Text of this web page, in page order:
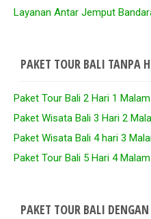
Layanan Antar Jemput
PAKET TOUR BALI TANPA
Paket Tour Bali 2 Hari 1
Paket Wisata Bali 3 Hari 2
Paket Wisata Bali 4 hari 3
Paket Tour Bali 5 Hari 4
PAKET TOUR BALI